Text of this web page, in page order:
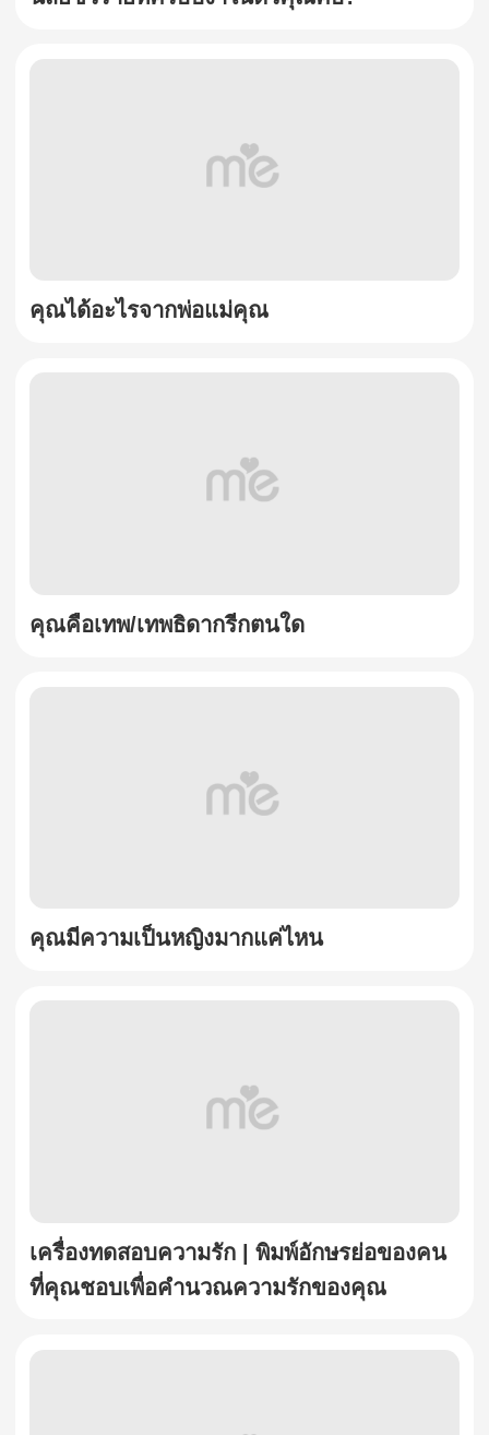
คุณได้อะไรจากพ่อแม่คุณ
คุณคือเทพ/เทพธิดากรีกตนใด
คุณมีความเป็นหญิงมากแค่ไหน
เครื่องทดสอบความรัก | พิมพ์อักษรย่อของคน
ที่คุณชอบเพื่อคำนวณความรักของคุณ